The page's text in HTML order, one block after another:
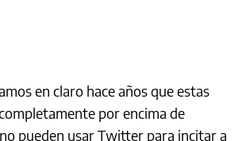
en claro hace años que estas
por encima de
pueden usar Twitter para incitar a